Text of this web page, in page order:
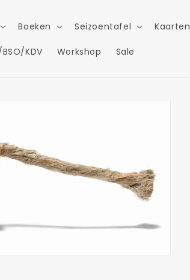
Boeken Seizoentafel Kaarten
KDV Workshop Sale